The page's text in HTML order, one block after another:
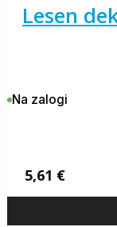
lesen dekorativni napis beach –
Na zalogi
5,61 €